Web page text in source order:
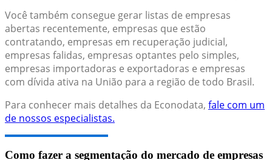
Você também consegue gerar listas de empresas
abertas recentemente, empresas que estão
contratando, empresas em recuperação judicial,
empresas falidas, empresas optantes pelo simples,
empresas importadoras e exportadoras e empresas
com dívida ativa na União para a região de todo Brasil.
Para conhecer mais detalhes da Econodata, fale com um
de nossos especialistas.
Como fazer a segmentação do mercado de empresas